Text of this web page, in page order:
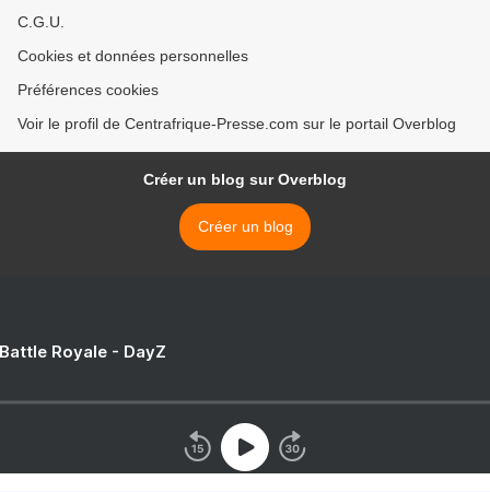
C.G.U.
Cookies et données personnelles
Préférences cookies
Voir le profil de Centrafrique-Presse.com sur le portail Overblog
Créer un blog sur Overblog
Créer un blog
Royale - DayZ